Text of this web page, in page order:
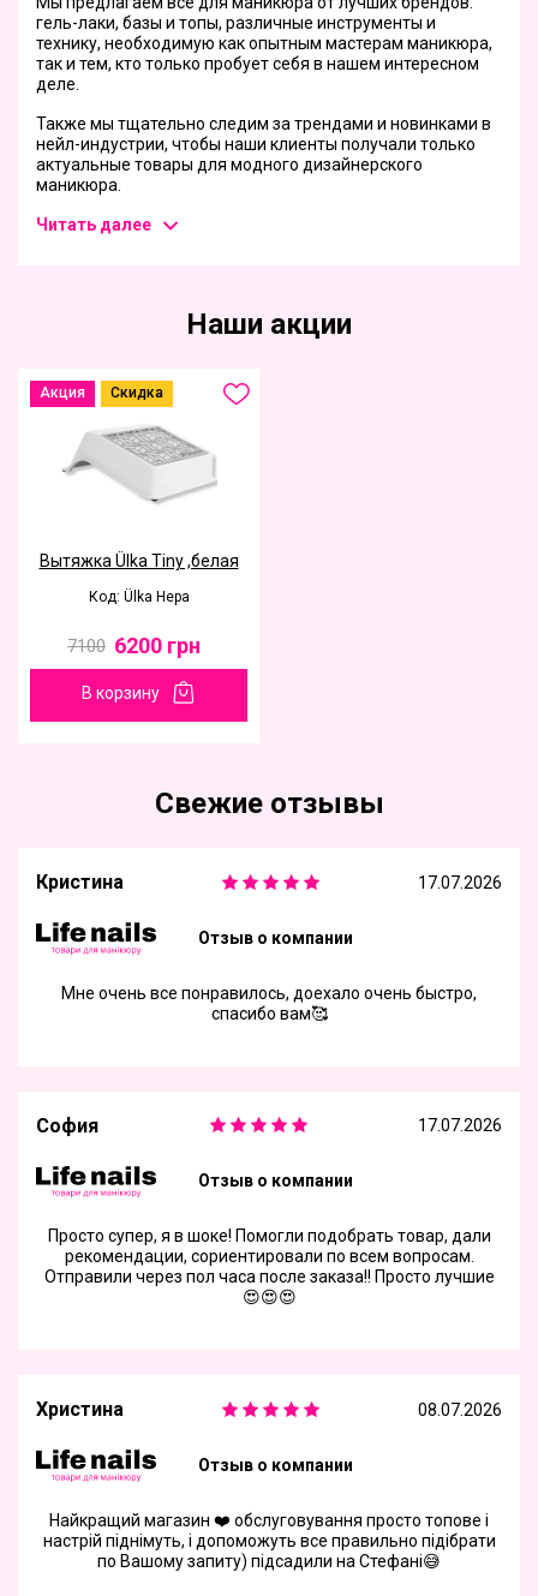
гель-лаки, базы и топы, различные инструменты и
технику, необходимую как опытным мастерам маникюра,
так и тем, кто только пробует себя в нашем интересном
деле.
Также мы тщательно следим за трендами и новинками в
нейл-индустрии, чтобы наши клиенты получали только
актуальные товары для модного дизайнерского
маникюра.
Читать далее
Наши акции
Акция Скидка
Вытяжка Ülka Tiny ,белая
Код: Ülka Hepa
7100 6200 грн
В корзину
Свежие отзывы
Кристина 17.07.2026
Отзыв о компании
Мне очень все понравилось, доехало очень быстро,
спасибо вам🥰
София 17.07.2026
Отзыв о компании
Просто супер, я в шоке! Помогли подобрать товар, дали
рекомендации, сориентировали по всем вопросам.
Отправили через пол часа после заказа!! Просто лучшие
😍😍😍
Христина 08.07.2026
Отзыв о компании
Найкращий магазин ❤️ обслуговування просто топове і
настрій піднімуть, і допоможуть все правильно підібрати
по Вашому запиту) підсадили на Стефані😅